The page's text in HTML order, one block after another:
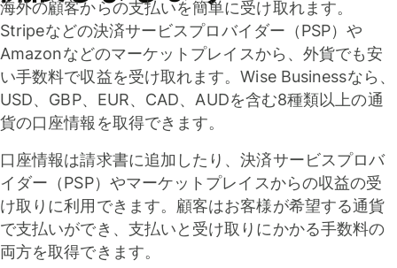
海外の顧客からの支払いを簡単に受け取れます。
Stripeなどの決済サービスプロバイダー（PSP）や
Amazonなどのマーケットプレイスから、外貨でも安
い手数料で収益を受け取れます。Wise Businessなら、
USD、GBP、EUR、CAD、AUDを含む8種類以上の通
貨の口座情報を取得できます。
口座情報は請求書に追加したり、決済サービスプロバ
イダー（PSP）やマーケットプレイスからの収益の受
け取りに利用できます。顧客はお客様が希望する通貨
で支払いができ、支払いと受け取りにかかる手数料の
両方を取得できます。